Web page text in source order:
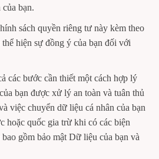
bạn.
sách quyền riêng tư này kèm theo
hiện sự đồng ý của bạn đối với
các bước cần thiết một cách hợp lý
bạn được xử lý an toàn và tuân thủ
việc chuyển dữ liệu cá nhân của bạn
hoặc quốc gia trừ khi có các biện
gồm bảo mật Dữ liệu của bạn và